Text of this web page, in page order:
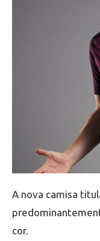
A nova camisa
cor.